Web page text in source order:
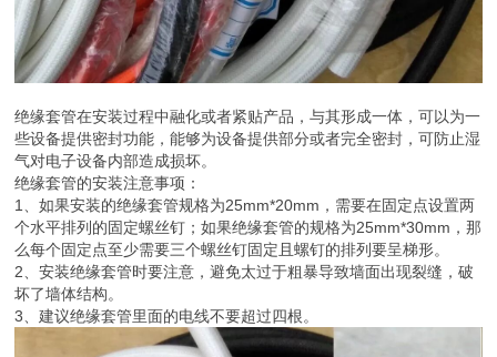
绝缘套管在安装过程中融化或者紧贴产品，与其形成一体，可以为一
些设备提供密封功能，能够为设备提供部分或者完全密封，可防止湿
气对电子设备内部造成损坏。
绝缘套管的安装注意事项：
1、如果安装的绝缘套管规格为25mm*20mm，需要在固定点设置两
个水平排列的固定螺丝钉；如果绝缘套管的规格为25mm*30mm，那
么每个固定点至少需要三个螺丝钉固定且螺钉的排列要呈梯形。
2、安装绝缘套管时要注意，避免太过于粗暴导致墙面出现裂缝，破
坏了墙体结构。
3、建议绝缘套管里面的电线不要超过四根。